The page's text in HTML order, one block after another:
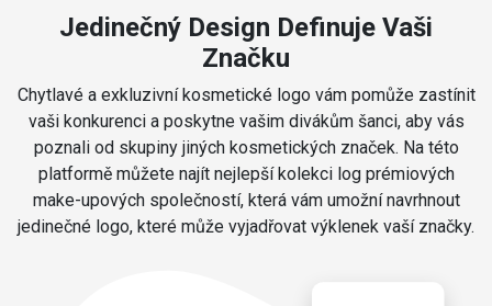
Jedinečný Design Definuje Vaši
Značku
Chytlavé a exkluzivní kosmetické logo vám pomůže zastínit
vaši konkurenci a poskytne vašim divákům šanci, aby vás
poznali od skupiny jiných kosmetických značek. Na této
platformě můžete najít nejlepší kolekci log prémiových
make-upových společností, která vám umožní navrhnout
jedinečné logo, které může vyjadřovat výklenek vaší značky.